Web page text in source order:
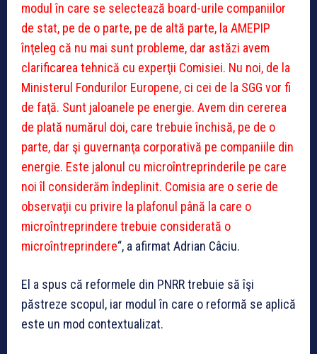
modul în care se selectează board-urile companiilor
de stat, pe de o parte, pe de altă parte, la AMEPIP
înţeleg că nu mai sunt probleme, dar astăzi avem
clarificarea tehnică cu experţii Comisiei. Nu noi, de la
Ministerul Fondurilor Europene, ci cei de la SGG vor fi
de faţă. Sunt jaloanele pe energie. Avem din cererea
de plată numărul doi, care trebuie închisă, pe de o
parte, dar şi guvernanţa corporativă pe companiile din
energie. Este jalonul cu microîntreprinderile pe care
noi îl considerăm îndeplinit. Comisia are o serie de
observaţii cu privire la plafonul până la care o
microîntreprindere trebuie considerată o
microîntreprindere“, a afirmat Adrian Câciu.
El a spus că reformele din PNRR trebuie să îşi
păstreze scopul, iar modul în care o reformă se aplică
este un mod contextualizat.